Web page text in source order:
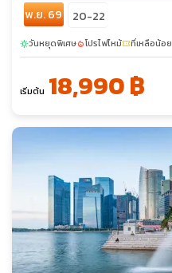
พ.ย. 69 20-22
sunnyวันหยุดพิเศษlocal_fire_departmentโปรไฟไหม้confirmation_numberที่เหลือน้อย
เริ่มต้น 18,990 ฿